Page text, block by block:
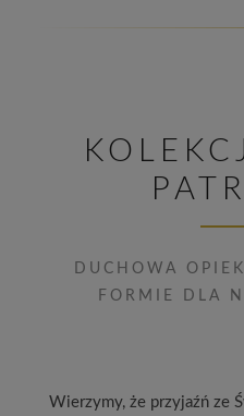
DUCHOWA
FORMIE DLA
Wierzymy, że przyjaźń ze